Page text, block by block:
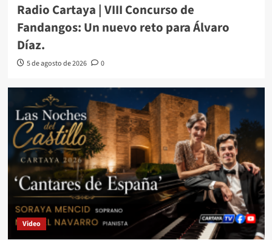
Radio Cartaya | VIII Concurso de
Fandangos: Un nuevo reto para Álvaro
Díaz.
5 de agosto de 2026 0
Video